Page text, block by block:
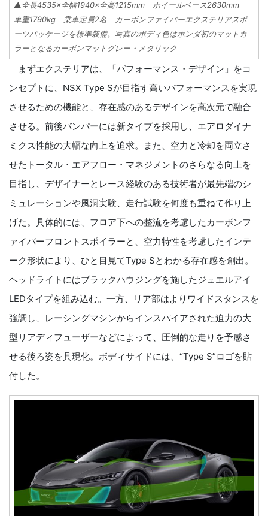
▲全長4535×全幅1940×全高1215mm ホイールベース2630mm
車重1790kg 乗車定員2名 カーボンファイバーエクステリアスポ
ーツパッケージを標準装備。写真のボディ色はホンダ初のマットカ
ラーとなるカーボンマットグレー・メタリック
まずエクステリアは、「パフォーマンス・デザイン」をコ
ンセプトに、NSX Type Sが目指す高いパフォーマンスを実現
させるための機能と、存在感のあるデザインを高次元で融合
させる。前後バンパーには新タイプを採用し、エアロダイナ
ミクス性能の大幅な向上を追求。また、空力と冷却を両立さ
せたトータル・エアフロー・マネジメントのさらなる向上を
目指し、デザイナーとレース経験のある技術者が最先端のシ
ミュレーションや風洞実験、走行試験を何度も重ねて作り上
げた。具体的には、フロア下への整流を考慮したカーボンフ
ァイバーフロントスポイラーと、空力特性を考慮したインテ
ーク形状により、ひと目見てType Sとわかる存在感を創出。
ヘッドライトにはブラックハウジングを施したジュエルアイ
LEDタイプを組み込む。一方、リア部はよりワイドスタンスを
強調し、レーシングマシンからインスパイアされた迫力の大
型リアディフューザーなどによって、圧倒的な走りを予感さ
せる後ろ姿を具現化。ボディサイドには、“Type S”ロゴを貼
付した。